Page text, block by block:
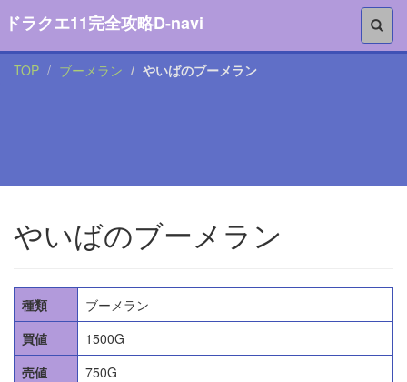
ドラクエ11完全攻略D-navi
TOP ブーメラン やいばのブーメラン
やいばのブーメラン
種類
ブーメラン
買値
1500G
売値
750G